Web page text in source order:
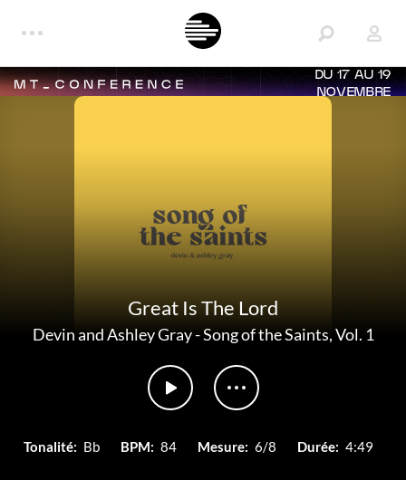
DU 17 AU 19
NOVEMBRE
Great Is The Lord
Devin and Ashley Gray-Song of the Saints, Vol. 1
Tonalité: Bb BPM: 84 Mesure: 6/8 Durée: 4:49